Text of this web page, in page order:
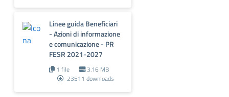
Linee guida Beneficiari
- Azioni di informazione
e comunicazione - PR
FESR 2021-2027
1 file
3.16 MB
23511 downloads